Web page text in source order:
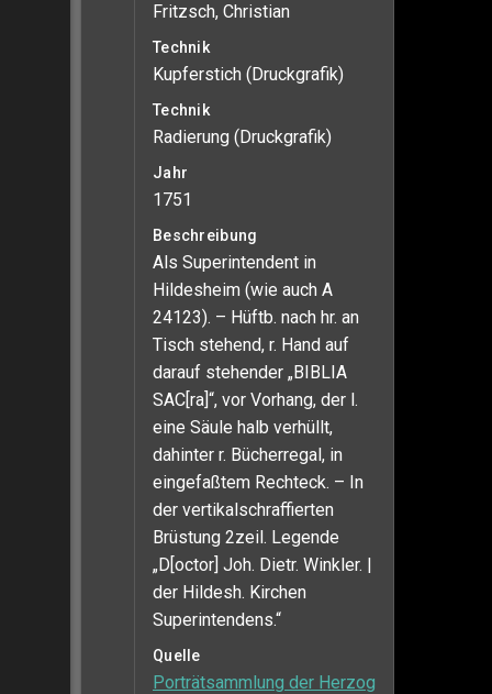
Fritzsch, Christian
Technik
Kupferstich (Druckgrafik)
Technik
Radierung (Druckgrafik)
Jahr
1751
Beschreibung
Als Superintendent in
Hildesheim (wie auch A
24123). – Hüftb. nach hr. an
Tisch stehend, r. Hand auf
darauf stehender „BIBLIA
SAC[ra]“, vor Vorhang, der l.
eine Säule halb verhüllt,
dahinter r. Bücherregal, in
eingefaßtem Rechteck. – In
der vertikalschraffierten
Brüstung 2zeil. Legende
„D[octor] Joh. Dietr. Winkler. |
der Hildesh. Kirchen
Superintendens.“
Quelle
Porträtsammlung der Herzog